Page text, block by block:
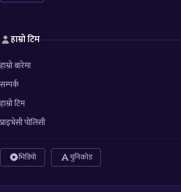
हाम्रो टिम
हाम्रो बारेमा
सम्पर्क
हाम्रो टिम
प्राइभेसी पोलिसी
भिडियो युनिकोड